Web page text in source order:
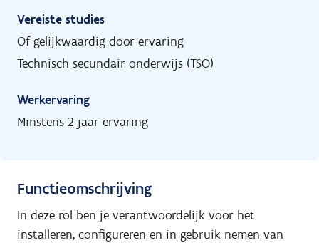
Vereiste studies
Of gelijkwaardig door ervaring
Technisch secundair onderwijs (TSO)
Werkervaring
Minstens 2 jaar ervaring
Functieomschrijving
In deze rol ben je verantwoordelijk voor het
installeren, configureren en in gebruik nemen van